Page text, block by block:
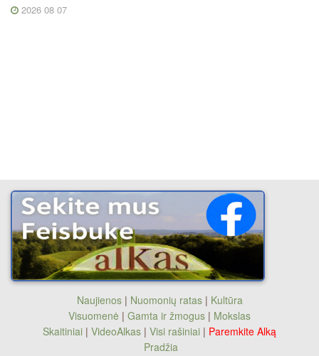
2026 08 07
Naujienos| Nuomonių ratas| Kultūra
Visuomenė | Gamta ir žmogus | Mokslas
Skaitiniai | VideoAlkas | Visi rašiniai | Paremkite Alką
Pradžia